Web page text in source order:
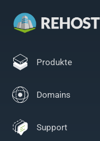
Produkte
Domains
Support